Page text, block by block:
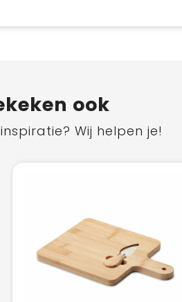
ook
Wij helpen je!